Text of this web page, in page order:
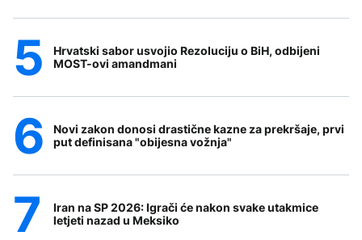
Hrvatski sabor usvojio Rezoluciju o BiH, odbijeni
MOST-ovi amandmani
Novi zakon donosi drastične kazne za prekršaje, prvi
put definisana "obijesna vožnja"
Iran na SP 2026: Igrači će nakon svake utakmice
letjeti nazad u Meksiko